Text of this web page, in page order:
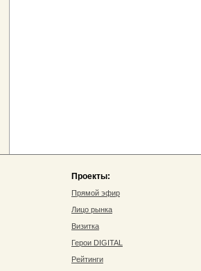
Проекты:
Прямой эфир
Лицо рынка
Визитка
Герои DIGITAL
Рейтинги